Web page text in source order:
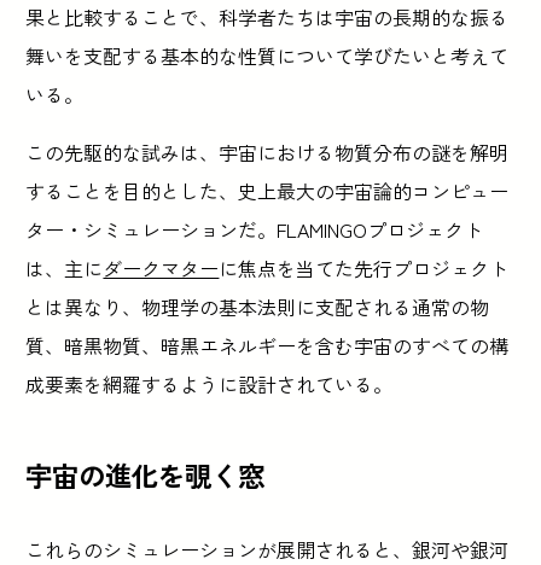
果と比較することで、科学者たちは宇宙の長期的な振る
舞いを支配する基本的な性質について学びたいと考えて
いる。
この先駆的な試みは、宇宙における物質分布の謎を解明
することを目的とした、史上最大の宇宙論的コンピュー
ター・シミュレーションだ。FLAMINGOプロジェクト
は、主にダークマターに焦点を当てた先行プロジェクト
とは異なり、物理学の基本法則に支配される通常の物
質、暗黒物質、暗黒エネルギーを含む宇宙のすべての構
成要素を網羅するように設計されている。
宇宙の進化を覗く窓
これらのシミュレーションが展開されると、銀河や銀河